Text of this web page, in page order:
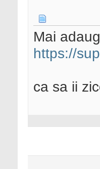
Mai
https://
ca sa ii